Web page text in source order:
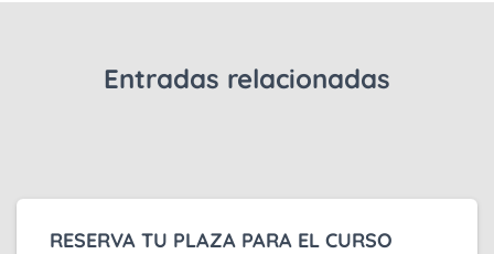
Entradas relacionadas
RESERVA TU PLAZA PARA EL CURSO